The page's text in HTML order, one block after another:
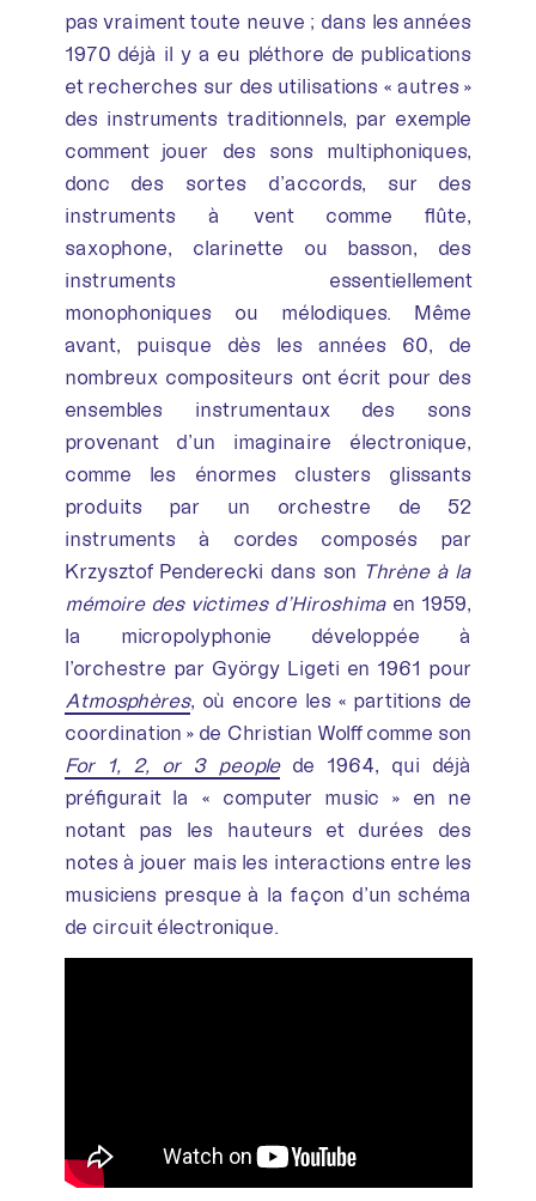
pas vraiment toute neuve ; dans les années
1970 déjà il y a eu pléthore de publications
et recherches sur des utilisations « autres »
des instruments traditionnels, par exemple
comment jouer des sons multiphoniques,
donc des sortes d’accords, sur des
instruments à vent comme flûte,
saxophone, clarinette ou basson, des
instruments essentiellement
monophoniques ou mélodiques. Même
avant, puisque dès les années 60, de
nombreux compositeurs ont écrit pour des
ensembles instrumentaux des sons
provenant d’un imaginaire électronique,
comme les énormes clusters glissants
produits par un orchestre de 52
instruments à cordes composés par
Krzysztof Penderecki dans son Thrène à la
mémoire des victimes d’Hiroshima en 1959,
la micropolyphonie développée à
l’orchestre par György Ligeti en 1961 pour
Atmosphères, où encore les « partitions de
coordination » de Christian Wolff comme son
For 1, 2, or 3 people de 1964, qui déjà
préfigurait la « computer music » en ne
notant pas les hauteurs et durées des
notes à jouer mais les interactions entre les
musiciens presque à la façon d’un schéma
de circuit électronique.